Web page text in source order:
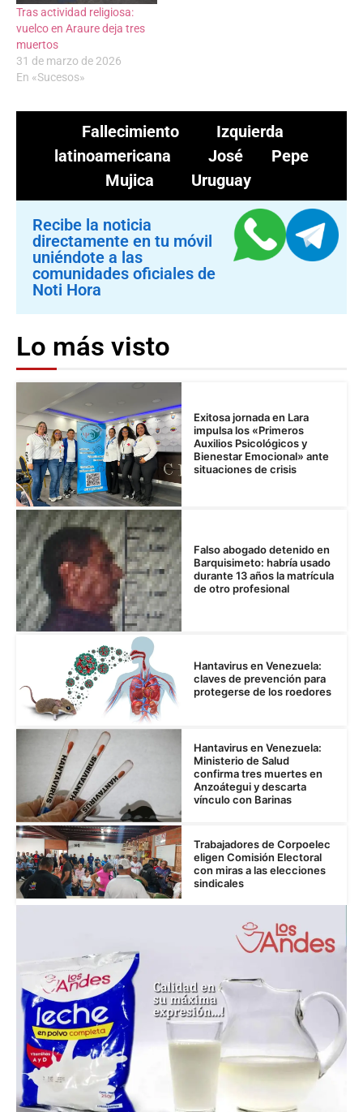
Tras actividad religiosa:
vuelco en Araure deja tres
muertos
31 de marzo de 2026
En «Sucesos»
Fallecimiento
Izquierda
latinoamericana
José Pepe
Mujica
Uruguay
Recibe la noticia
directamente en tu móvil
uniéndote a las
comunidades oficiales de
Noti Hora
Lo más visto
Exitosa jornada en Lara
impulsa los «Primeros
Auxilios Psicológicos y
Bienestar Emocional» ante
situaciones de crisis
Falso abogado detenido en
Barquisimeto: habría usado
durante 13 años la matrícula
de otro profesional
Hantavirus en Venezuela:
claves de prevención para
protegerse de los roedores
Hantavirus en Venezuela:
Ministerio de Salud
confirma tres muertes en
Anzoátegui y descarta
vínculo con Barinas
Trabajadores de Corpoelec
eligen Comisión Electoral
con miras a las elecciones
sindicales